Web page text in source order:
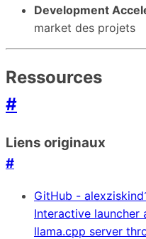
Development
market des projets
Ressources
#
Liens originaux
#
GitHub -
Interactive launcher
llama.cpp server